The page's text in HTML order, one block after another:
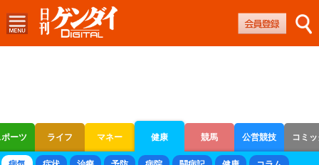
ーツ ライフ マネー 健康 競馬 公営競技 コミ
ボートレース 競輪 オートレース